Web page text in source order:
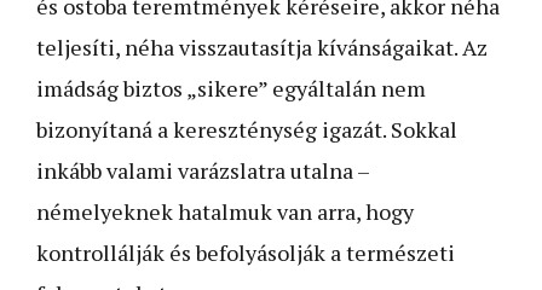
teljesíti, néha visszautasítja kívánságaikat. Az
imádság biztos „sikere” egyáltalán nem
bizonyítaná a kereszténység igazát. Sokkal
inkább valami varázslatra utalna –
némelyeknek hatalmuk van arra, hogy
kontrollálják és befolyásolják a természeti